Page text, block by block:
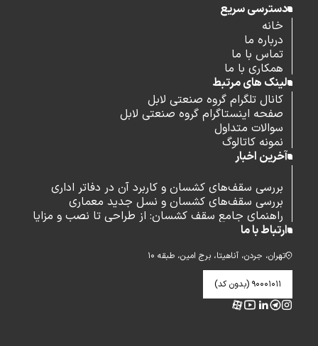
دسترسی سریع
خانه
درباره ما
تماس با ما
همکاری با ما
لینک های مرتبط
کانال تلگرام گروه صنعتی لابل
صفحه اینستاگرام گروه صنعتی لابل
سوالات متداول
نمونه کاتالوگ
آخرین اخبار
بررسی سقف‌های کشسان و کاربرد آن در دفاتر اداری
بررسی سقف‌های کشسان و نسل جدید معماری
راهنمای جامع سقف کشسان: از طراحی تا نصب و مزایا
ارتباط با ما
تهران، جردن، آناهیتا، برج امین، طبقه ۱۰
۹۰۰۰۱۰۱۱ (بدون کد)